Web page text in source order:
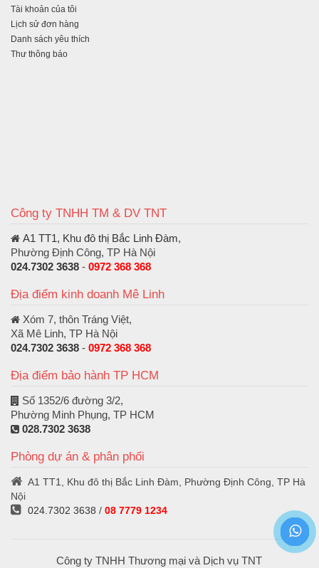
Tài khoản của tôi
Lịch sử đơn hàng
Danh sách yêu thích
Thư thông báo
Công ty TNHH TM & DV TNT
A1 TT1, Khu đô thị Bắc Linh Đàm,
Phường Định Công, TP Hà Nội
024.7302 3638 - 0972 368 368
Địa điểm kinh doanh Mê Linh
Xóm 7, thôn Tráng Việt,
Xã Mê Linh, TP Hà Nội
024.7302 3638 - 0972 368 368
Địa điểm bảo hành TP HCM
Số 1352/6 đường 3/2,
Phường Minh Phụng, TP HCM
028.7302 3638
Phòng dự án & phân phối
A1 TT1, Khu đô thị Bắc Linh Đàm, Phường Định Công, TP Hà
Nội
024.7302 3638 / 08 7779 1234
Công ty TNHH Thương mại và Dịch vụ TNT